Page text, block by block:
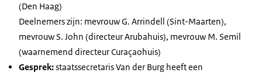
(Den Haag)
Deelnemers zijn: mevrouw G. Arrindell (Sint-Maarten),
mevrouw S. John (directeur Arubahuis), mevrouw M. Semil
(waarnemend directeur Curaçaohuis)
Gesprek:staatssecretaris Van der Burg heeft een